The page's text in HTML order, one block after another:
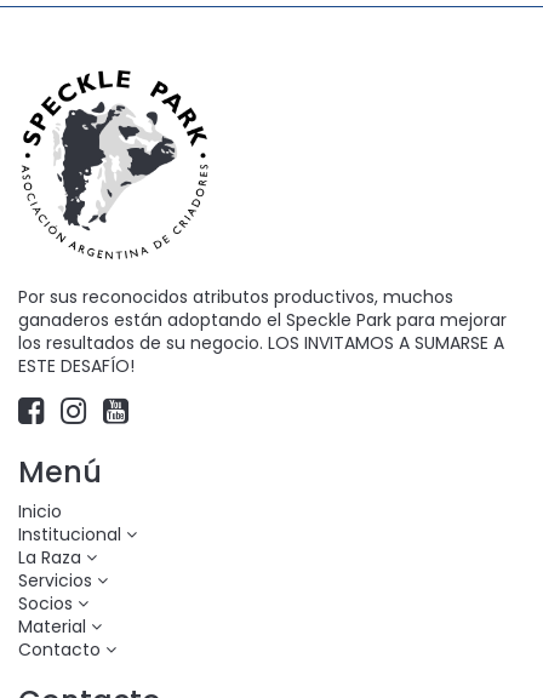
Por sus reconocidos atributos productivos, muchos
ganaderos están adoptando el Speckle Park para mejorar
los resultados de su negocio. LOS INVITAMOS A SUMARSE A
ESTE DESAFÍO!
Menú
Inicio
Institucional
La Raza
Servicios
Socios
Material
Contacto